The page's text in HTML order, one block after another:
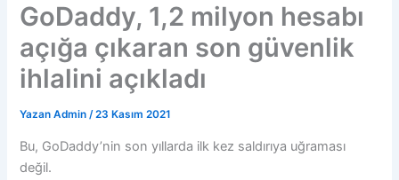
GoDaddy, 1,2 milyon hesabı
açığa çıkaran son güvenlik
ihlalini açıkladı
Yazan Admin/23 Kasım 2021
Bu, GoDaddy’nin son yıllarda ilk kez saldırıya uğraması
değil.